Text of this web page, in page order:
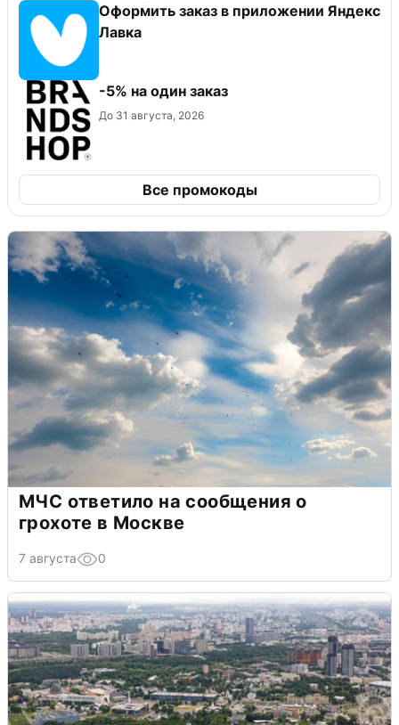
Оформить заказ в приложении Яндекс
Лавка
-5% на один заказ
До 31 августа, 2026
Все промокоды
МЧС ответило на сообщения о
грохоте в Москве
7 августа 0